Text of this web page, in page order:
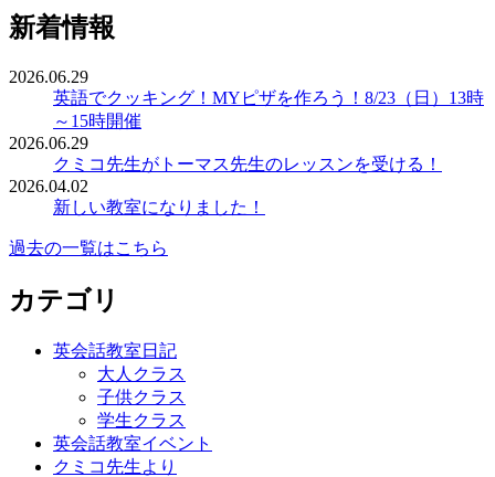
新着情報
2026.06.29
英語でクッキング！MYピザを作ろう！8/23（日）13時
～15時開催
2026.06.29
クミコ先生がトーマス先生のレッスンを受ける！
2026.04.02
新しい教室になりました！
過去の一覧はこちら
カテゴリ
英会話教室日記
大人クラス
子供クラス
学生クラス
英会話教室イベント
クミコ先生より